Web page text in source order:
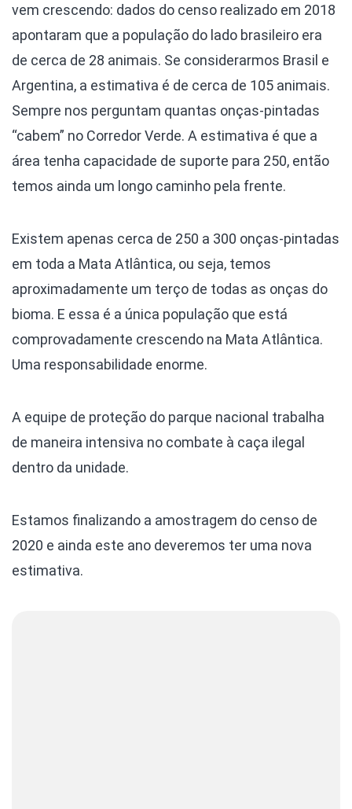
vem crescendo: dados do censo realizado em 2018
apontaram que a população do lado brasileiro era
de cerca de 28 animais. Se considerarmos Brasil e
Argentina, a estimativa é de cerca de 105 animais.
Sempre nos perguntam quantas onças-pintadas
“cabem” no Corredor Verde. A estimativa é que a
área tenha capacidade de suporte para 250, então
temos ainda um longo caminho pela frente.
Existem apenas cerca de 250 a 300 onças-pintadas
em toda a Mata Atlântica, ou seja, temos
aproximadamente um terço de todas as onças do
bioma. E essa é a única população que está
comprovadamente crescendo na Mata Atlântica.
Uma responsabilidade enorme.
A equipe de proteção do parque nacional trabalha
de maneira intensiva no combate à caça ilegal
dentro da unidade.
Estamos finalizando a amostragem do censo de
2020 e ainda este ano deveremos ter uma nova
estimativa.